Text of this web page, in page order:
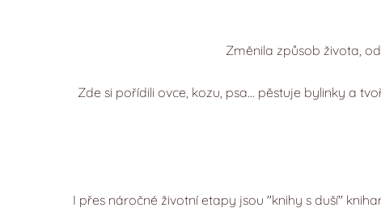
Změnila způsob života,
Zde si pořídili ovce, kozu, psa... pěstuje bylinky a
I přes náročné životní etapy jsou "knihy s duší"